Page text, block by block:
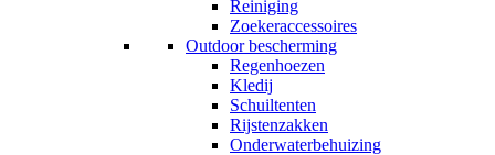
Reiniging
Zoekeraccessoires
Outdoor bescherming
Regenhoezen
Kledij
Schuiltenten
Rijstenzakken
Onderwaterbehuizing